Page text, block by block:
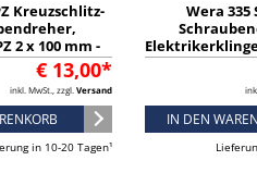
Kreuzschlitz-
2 x 100 mm -
€ 13,00*
inkl. MwSt., zzgl. Versand
in 10-20 Tagen¹
Wera 335
mm -
IN DEN